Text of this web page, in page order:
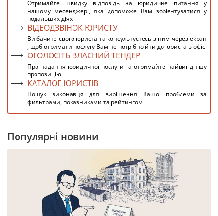
Отримайте швидку відповідь на юридичне питання у
нашому месенджері, яка допоможе Вам зорієнтуватися у
подальших діях
ВІДЕОДЗВІНОК ЮРИСТУ
Ви бачите свого юриста та консультуєтесь з ним через екран
, щоб отримати послугу Вам не потрібно йти до юриста в офіс
ОГОЛОСІТЬ ВЛАСНИЙ ТЕНДЕР
Про надання юридичної послуги та отримайте найвигіднішу
пропозицію
КАТАЛОГ ЮРИСТІВ
Пошук виконавця для вирішення Вашої проблеми за
фильтрами, показниками та рейтингом
Популярні новини